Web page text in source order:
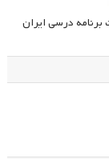
برنامه درسی ایران